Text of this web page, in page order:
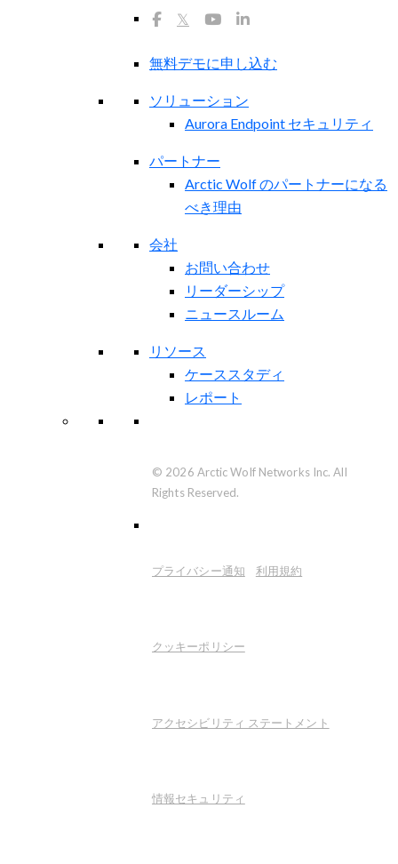
𝕏
無料デモに申し込む
ソリューション
Aurora Endpoint セキュリティ
パートナー
Arctic Wolf のパートナーになる
べき理由
会社
お問い合わせ
リーダーシップ
ニュースルーム
リソース
ケーススタディ
レポート
© 2026 Arctic Wolf Networks Inc. All
Rights Reserved.
プライバシー通知 利用規約
クッキーポリシー
アクセシビリティ ステートメント
情報セキュリティ